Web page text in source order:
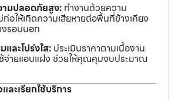
ามปลอดภัยสูง: ทำงานด้วยความ
ก่อให้เกิดความเสียหายต่อพื้นที่ข้างเคียง
งรอบนอก
และโปร่งใส:ประเมินราคาตามเนื้องาน
จ่ายแอบแฝง ช่วยให้คุณคุมงบประมาณ
ะเรียกใช้บริการ